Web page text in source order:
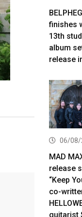
finishes
13th
album
release
06/08/
MAD
release
“Keep
co-
guitarist